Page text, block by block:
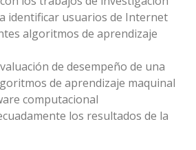
identificar usuarios de Internet
algoritmos de aprendizaje
de desempeño de una
de aprendizaje maquinal
computacional
los resultados de la